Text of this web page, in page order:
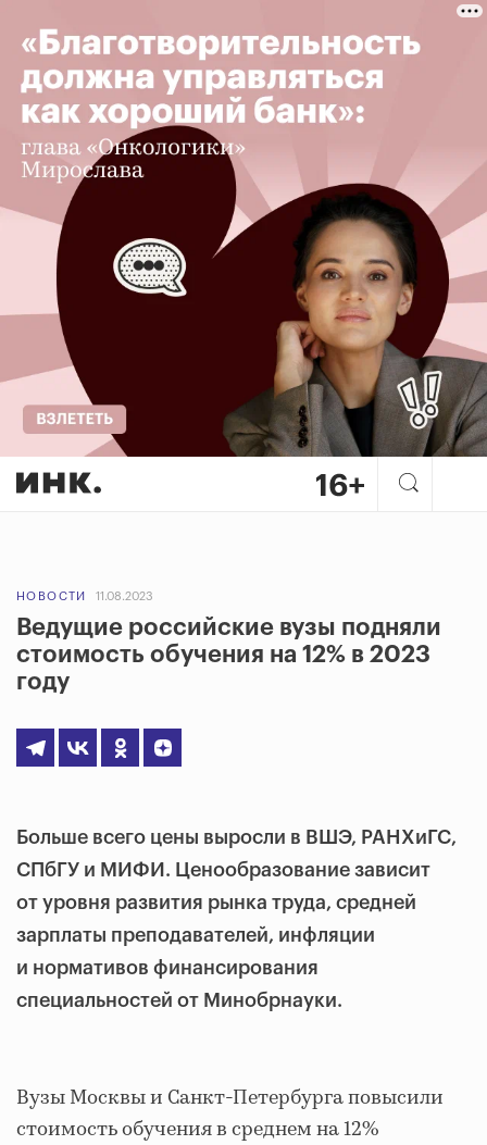
НОВОСТИ 11.08.2023
Ведущие российские вузы подняли
стоимость обучения на 12% в 2023
году
Больше всего цены выросли в ВШЭ, РАНХиГС,
СПбГУ и МИФИ. Ценообразование зависит
от уровня развития рынка труда, средней
зарплаты преподавателей, инфляции
и нормативов финансирования
специальностей от Минобрнауки.
Вузы Москвы и Санкт-Петербурга повысили
стоимость обучения в среднем на 12%